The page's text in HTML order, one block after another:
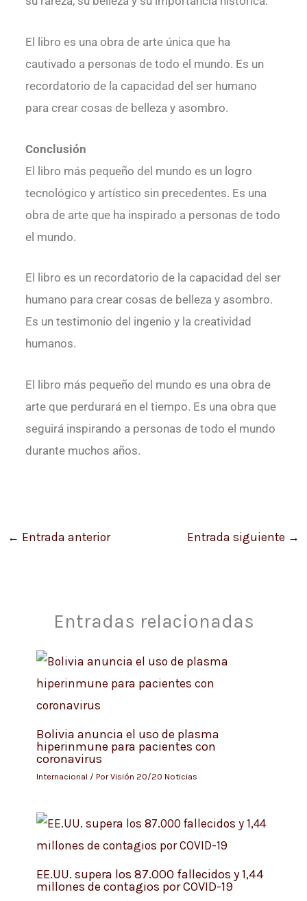
El libro es una obra de arte única que ha
cautivado a personas de todo el mundo. Es un
recordatorio de la capacidad del ser humano
para crear cosas de belleza y asombro.
Conclusión
El libro más pequeño del mundo es un logro
tecnológico y artístico sin precedentes. Es una
obra de arte que ha inspirado a personas de todo
el mundo.
El libro es un recordatorio de la capacidad del ser
humano para crear cosas de belleza y asombro.
Es un testimonio del ingenio y la creatividad
humanos.
El libro más pequeño del mundo es una obra de
arte que perdurará en el tiempo. Es una obra que
seguirá inspirando a personas de todo el mundo
durante muchos años.
← Entrada anterior Entrada siguiente →
Entradas relacionadas
Bolivia anuncia el uso de plasma
hiperinmune para pacientes con
coronavirus
Internacional / PorVisión 20/20 Noticias
EE.UU. supera los 87.000 fallecidos y 1,44
millones de contagios por COVID-19